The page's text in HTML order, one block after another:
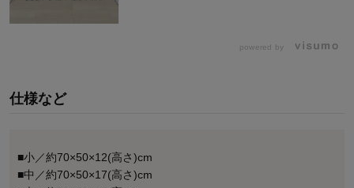
powered by
仕様など
■小／約70×50×12(高さ)cm
■中／約70×50×17(高さ)cm